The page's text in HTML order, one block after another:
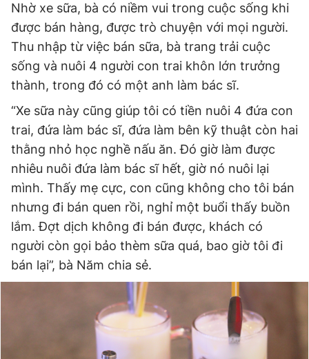
Nhờ xe sữa, bà có niềm vui trong cuộc sống khi
được bán hàng, được trò chuyện với mọi người.
Thu nhập từ việc bán sữa, bà trang trải cuộc
sống và nuôi 4 người con trai khôn lớn trưởng
thành, trong đó có một anh làm bác sĩ.
“Xe sữa này cũng giúp tôi có tiền nuôi 4 đứa con
trai, đứa làm bác sĩ, đứa làm bên kỹ thuật còn hai
thằng nhỏ học nghề nấu ăn. Đó giờ làm được
nhiêu nuôi đứa làm bác sĩ hết, giờ nó nuôi lại
mình. Thấy mẹ cực, con cũng không cho tôi bán
nhưng đi bán quen rồi, nghỉ một buổi thấy buồn
lắm. Đợt dịch không đi bán được, khách có
người còn gọi bảo thèm sữa quá, bao giờ tôi đi
bán lại”, bà Năm chia sẻ.